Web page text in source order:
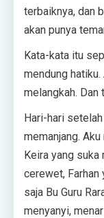
terbaiknya, dan
akan punya
Kata-kata itu
mendung
melangkah. Dan
Hari-hari
memanjang.
Keira yang suka
cerewet, Farhan
saja Bu Guru
menyanyi,